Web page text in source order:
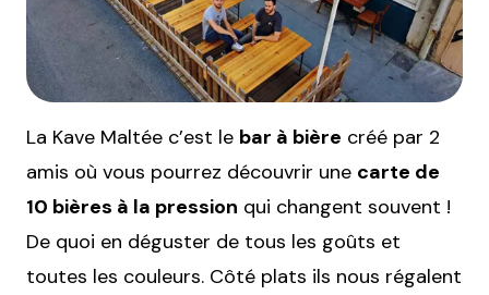
La Kave Maltée c’est le bar à bière créé par 2
amis où vous pourrez découvrir une carte de
10 bières à la pression qui changent souvent !
De quoi en déguster de tous les goûts et
toutes les couleurs. Côté plats ils nous régalent